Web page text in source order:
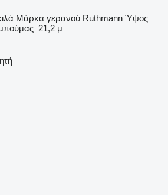
Μάρκα γερανού Ruthmann Ύψος
21,2 μ